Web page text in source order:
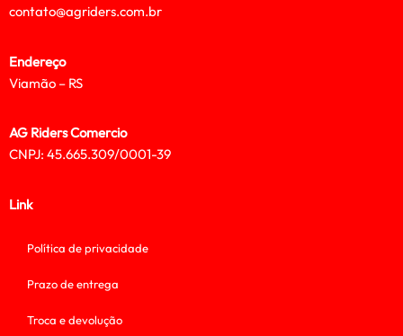
contato@agriders.com.br
Endereço
Viamão – RS
AG Riders Comercio
CNPJ: 45.665.309/0001-39
Link
Política de privacidade
Prazo de entrega
Troca e devolução